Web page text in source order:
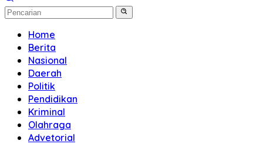
Home
Berita
Nasional
Daerah
Politik
Pendidikan
Kriminal
Olahraga
Advetorial